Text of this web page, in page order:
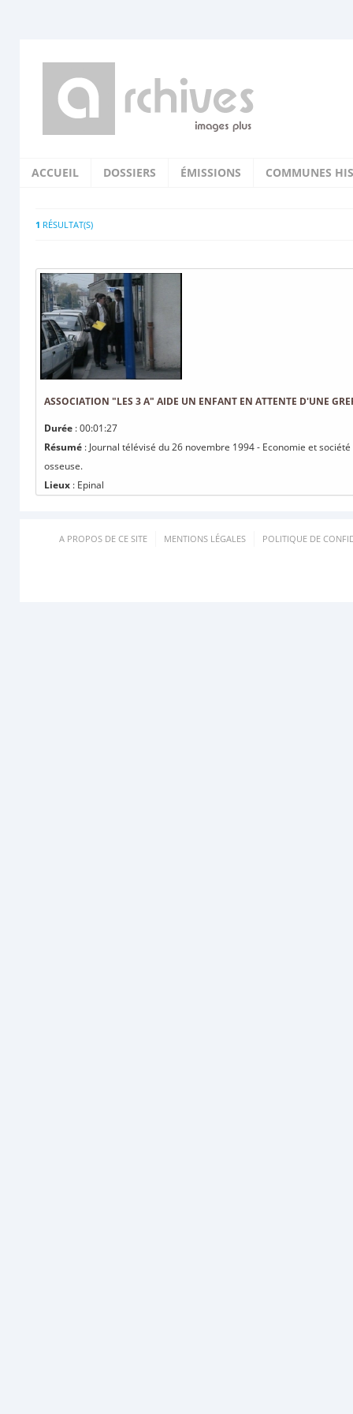
ACCUEIL DOSSIERS ÉMISSIONS COMMUNES
1 RÉSULTAT(S)
ASSOCIATION "LES 3 A" AIDE UN ENFANT EN ATTENTE D'UNE
Durée : 00:01:27
Résumé : Journal télévisé du 26 novembre 1994 - Economie et
osseuse.
Lieux : Epinal
A PROPOS DE CE SITE MENTIONS LÉGALES POLITIQUE DE